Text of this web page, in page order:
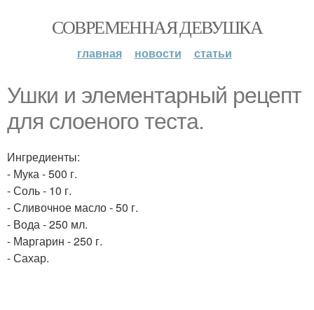
СОВРЕМЕННАЯ ДЕВУШКА
главная новости статьи
Ушки и элементарный рецепт
для слоеного теста.
Ингредиенты:
- Мука - 500 г.
- Соль - 10 г.
- Сливочное масло - 50 г.
- Вода - 250 мл.
- Маргарин - 250 г.
- Сахар.